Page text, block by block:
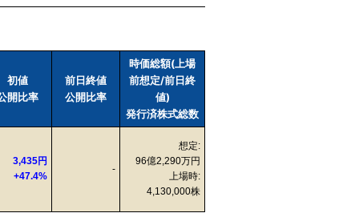
初値
開比率
前日終値
公開比率
時価総額(上場
前想定/前日終
値)
発行済株式総数
3,435円
+47.4%
-
想定:
96億2,290万円
上場時:
4,130,000株